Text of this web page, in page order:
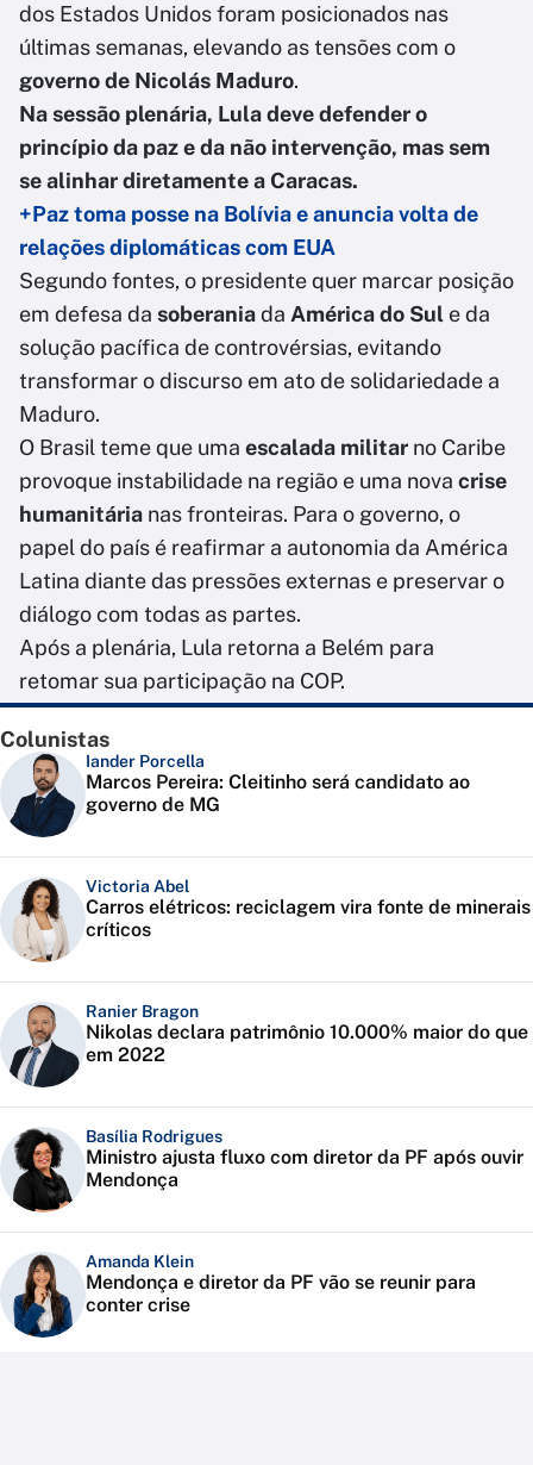
dos Estados Unidos foram posicionados nas
últimas semanas, elevando as tensões com o
governo de Nicolás Maduro.
Na sessão plenária, Lula deve defender o
princípio da paz e da não intervenção, mas sem
se alinhar diretamente a Caracas.
+Paz toma posse na Bolívia e anuncia volta de
relações diplomáticas com EUA
Segundo fontes, o presidente quer marcar posição
em defesa da soberaniada América do Sul e da
solução pacífica de controvérsias, evitando
transformar o discurso em ato de solidariedade a
Maduro.
O Brasil teme que uma escalada militar no Caribe
provoque instabilidade na região e uma nova crise
humanitária nas fronteiras. Para o governo, o
papel do país é reafirmar a autonomia da América
Latina diante das pressões externas e preservar o
diálogo com todas as partes.
Após a plenária, Lula retorna a Belém para
retomar sua participação na COP.
Colunistas
Iander Porcella
Marcos Pereira: Cleitinho será candidato ao
governo de MG
Victoria Abel
Carros elétricos: reciclagem vira fonte de minerais
críticos
Ranier Bragon
Nikolas declara patrimônio 10.000% maior do que
em 2022
Basília Rodrigues
Ministro ajusta fluxo com diretor da PF após ouvir
Mendonça
Amanda Klein
Mendonça e diretor da PF vão se reunir para
conter crise